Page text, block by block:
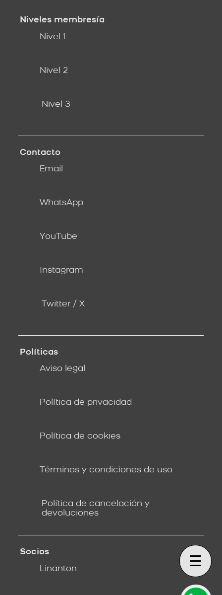
☰
Niveles membresía
Nivel 1
Nivel 2
Nivel 3
Contacto
Email
WhatsApp
YouTube
Instagram
Twitter / X
Políticas
Aviso legal
Política de privacidad
Política de cookies
Términos y condiciones de uso
Política de cancelación y
devoluciones
Socios
Linanton